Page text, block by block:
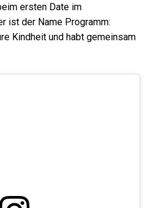
ersten Date im
ist der Name Programm:
Kindheit und habt gemeinsam